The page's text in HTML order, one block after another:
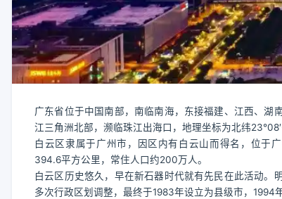
广东省位于中国南部，南临南海，东接福建、江西、湖
江三角洲北部，濒临珠江出海口，地理坐标为北纬23°08′-
白云区隶属于广州市，因区内有白云山而得名，位于广
394.6平方公里，常住人口约200万人。
白云区历史悠久，早在新石器时代就有先民在此活动。
多次行政区划调整，最终于1983年设立为县级市，1994